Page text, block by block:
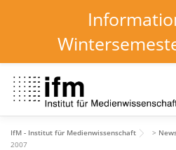
Inhalt
springen
HOME
IfM - Institut für Medienwissenschaft >
2007